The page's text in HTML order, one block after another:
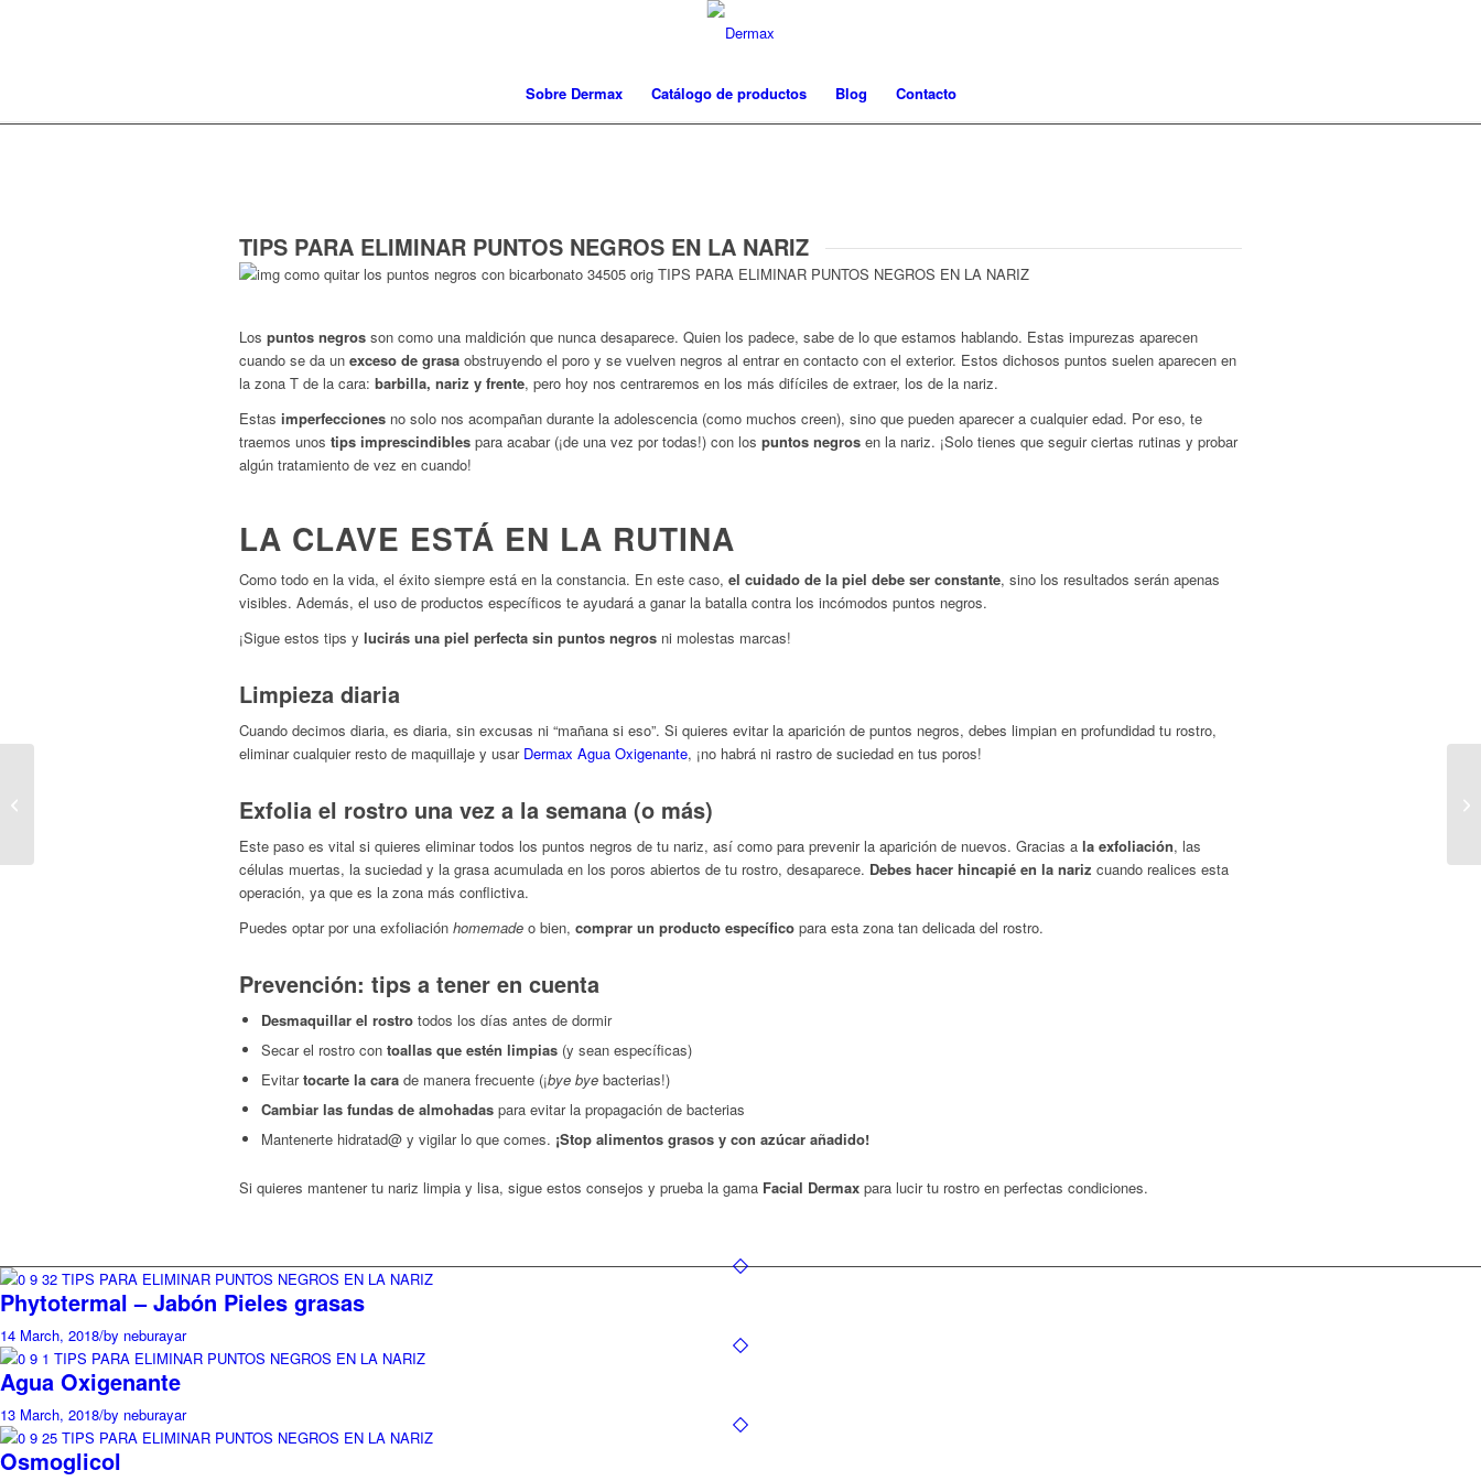
Sobre Dermax Catálogo de productos Blog Contacto
TIPS PARA ELIMINAR PUNTOS NEGROS EN LA NARIZ
Los puntos negros son como una maldición que nunca desaparece. Quien los padece, sabe de lo que estamos hablando. Estas impurezas aparecen
cuando se da un exceso de grasa obstruyendo el poro y se vuelven negros al entrar en contacto con el exterior. Estos dichosos puntos suelen aparecen en
la zona T de la cara: barbilla, nariz y frente, pero hoy nos centraremos en los más difíciles de extraer, los de la nariz.
Estas imperfecciones no solo nos acompañan durante la adolescencia (como muchos creen), sino que pueden aparecer a cualquier edad. Por eso, te
traemos unos tips imprescindibles para acabar (¡de una vez por todas!) con los puntos negros en la nariz. ¡Solo tienes que seguir ciertas rutinas y probar
algún tratamiento de vez en cuando!
LA CLAVE ESTÁ EN LA RUTINA
Como todo en la vida, el éxito siempre está en la constancia. En este caso, el cuidado de la piel debe ser constante, sino los resultados serán apenas
visibles. Además, el uso de productos específicos te ayudará a ganar la batalla contra los incómodos puntos negros.
¡Sigue estos tips y lucirás una piel perfecta sin puntos negros ni molestas marcas!
Limpieza diaria
Cuando decimos diaria, es diaria, sin excusas ni “mañana si eso”. Si quieres evitar la aparición de puntos negros, debes limpian en profundidad tu rostro,
eliminar cualquier resto de maquillaje y usar Dermax Agua Oxigenante, ¡no habrá ni rastro de suciedad en tus poros!
Exfolia el rostro una vez a la semana (o más)
Este paso es vital si quieres eliminar todos los puntos negros de tu nariz, así como para prevenir la aparición de nuevos. Gracias a la exfoliación, las
células muertas, la suciedad y la grasa acumulada en los poros abiertos de tu rostro, desaparece. Debes hacer hincapié en la nariz cuando realices esta
operación, ya que es la zona más conflictiva.
Puedes optar por una exfoliación homemade o bien, comprar un producto específico para esta zona tan delicada del rostro.
Prevención: tips a tener en cuenta
Desmaquillar el rostro todos los días antes de dormir
Secar el rostro con toallas que estén limpias (y sean específicas)
Evitartocarte la cara de manera frecuente (¡bye bye bacterias!)
Cambiar las fundas de almohadas para evitar la propagación de bacterias
Mantenerte hidratad@ y vigilar lo que comes. ¡Stop alimentos grasos y con azúcar añadido!
Si quieres mantener tu nariz limpia y lisa, sigue estos consejos y prueba la gama Facial Dermax para lucir tu rostro en perfectas condiciones.
Phytotermal – Jabón Pieles grasas
14 March, 2018/by neburayar
Agua Oxigenante
13 March, 2018/by neburayar
Osmoglicol